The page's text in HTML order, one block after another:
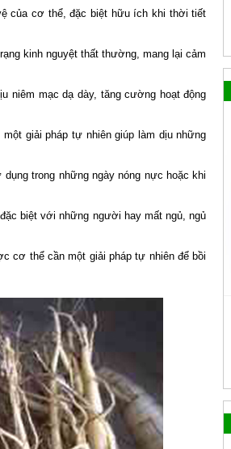
của cơ thể, đặc biệt hữu ích khi thời tiết
kinh nguyệt thất thường, mang lại cảm
niêm mạc dạ dày, tăng cường hoạt động
giải pháp tự nhiên giúp làm dịu những
trong những ngày nóng nực hoặc khi
biệt với những người hay mất ngủ, ngủ
cơ thể cần một giải pháp tự nhiên để bồi